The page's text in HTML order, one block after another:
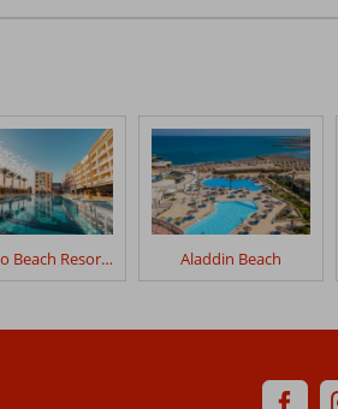
Bellagio Beach Resort & Spa Aladdin Beach